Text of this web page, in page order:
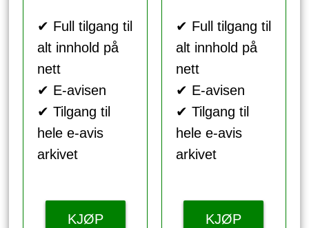
✔ Full tilgang til
alt innhold på
nett
✔ E-avisen
✔ Tilgang til
hele e-avis
arkivet
KJØP
✔ Full tilgang til
alt innhold på
nett
✔ E-avisen
✔ Tilgang til
hele e-avis
arkivet
KJØP